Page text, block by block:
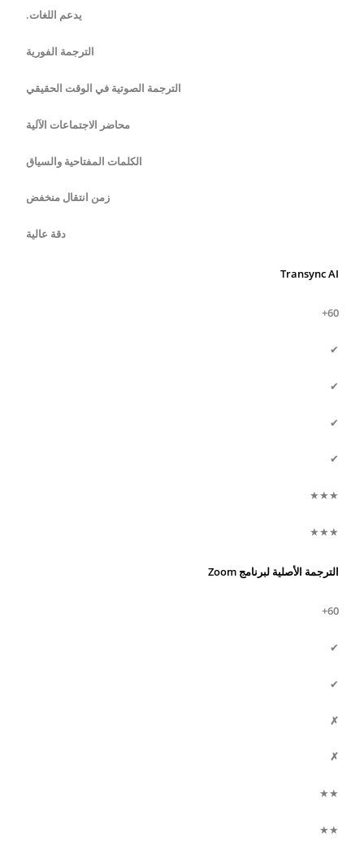
يدعم اللغات.
الترجمة الفورية
الترجمة الصوتية في الوقت الحقيقي
محاضر الاجتماعات الآلية
الكلمات المفتاحية والسياق
زمن انتقال منخفض
دقة عالية
Transync AI
60+
✔
✔
✔
✔
★★★
★★★
الترجمة الأصلية لبرنامج Zoom
60+
✔
✔
✗
✗
★★
★★